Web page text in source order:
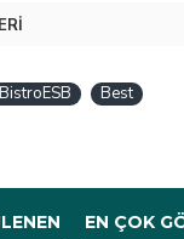
Best
EN ÇOK